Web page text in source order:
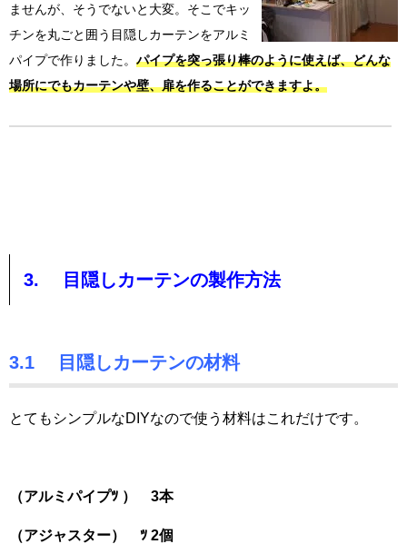
ませんが、そうでないと大変。そこでキッ
チンを丸ごと囲う目隠しカーテンをアルミ
パイプで作りました。 パイプを突っ張り棒のように使えば、どんな
場所にでもカーテンや壁、扉を作ることができますよ。
3. 目隠しカーテンの製作方法
3.1 目隠しカーテンの材料
とてもシンプルなDIYなので使う材料はこれだけです。
（アルミパイプﾂ ） 3本
（アジャスター） ﾂ 2個